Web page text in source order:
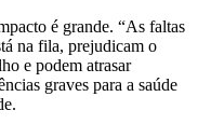
é grande. “As faltas
na fila, prejudicam o
e podem atrasar
graves para a saúde